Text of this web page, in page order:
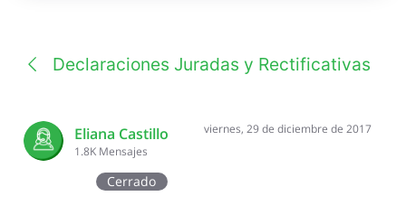
Declaraciones Juradas y Rectificativas
Eliana Castillo
1.8K Mensajes
viernes, 29 de diciembre de 2017
Cerrado